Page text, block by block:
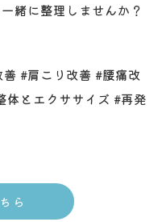
緒に整理しませんか？
#肩こり改善 #腰痛改
体とエクササイズ #再発
ら